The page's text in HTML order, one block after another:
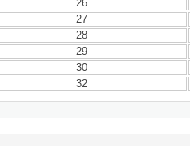
26
27
28
29
30
32